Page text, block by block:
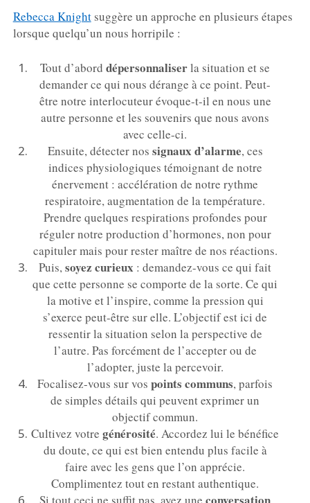
Rebecca Knightsuggère un approche en plusieurs étapes
lorsque quelqu’un nous horripile :
Tout d’abord dépersonnaliserla situation et se
demander ce qui nous dérange à ce point. Peut-
être notre interlocuteur évoque-t-il en nous une
autre personne et les souvenirs que nous avons
avec celle-ci.
Ensuite, détecter nos signaux d’alarme, ces
indices physiologiques témoignant de notre
énervement : accélération de notre rythme
respiratoire, augmentation de la température.
Prendre quelques respirations profondes pour
réguler notre production d’hormones, non pour
capituler mais pour rester maître de nos réactions.
Puis,soyez curieux : demandez-vous ce qui fait
que cette personne se comporte de la sorte. Ce qui
la motive et l’inspire, comme la pression qui
s’exerce peut-être sur elle. L’objectif est ici de
ressentir la situation selon la perspective de
l’autre. Pas forcément de l’accepter ou de
l’adopter, juste la percevoir.
Focalisez-vous sur vos points communs, parfois
de simples détails qui peuvent exprimer un
objectif commun.
Cultivez votre générosité. Accordez lui le bénéfice
du doute, ce qui est bien entendu plus facile à
faire avec les gens que l’on apprécie.
Complimentez tout en restant authentique.
Si tout ceci ne suffit pas, ayez une